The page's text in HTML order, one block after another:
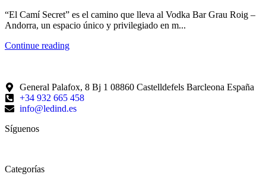
“El Camí Secret” es el camino que lleva al Vodka Bar Grau Roig –
Andorra, un espacio único y privilegiado en m...
Continue reading
General Palafox, 8 Bj 1 08860 Castelldefels Barcleona España
+34 932 665 458‬
info@ledind.es
Síguenos
Categorías